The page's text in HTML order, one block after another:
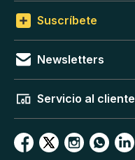
Suscríbete
Newsletters
Servicio al cliente